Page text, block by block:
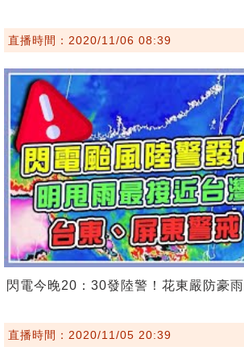
直播時間：2020/11/06 08:39
閃電今晚20：30發陸警！花東嚴防豪雨
直播時間：2020/11/05 20:39